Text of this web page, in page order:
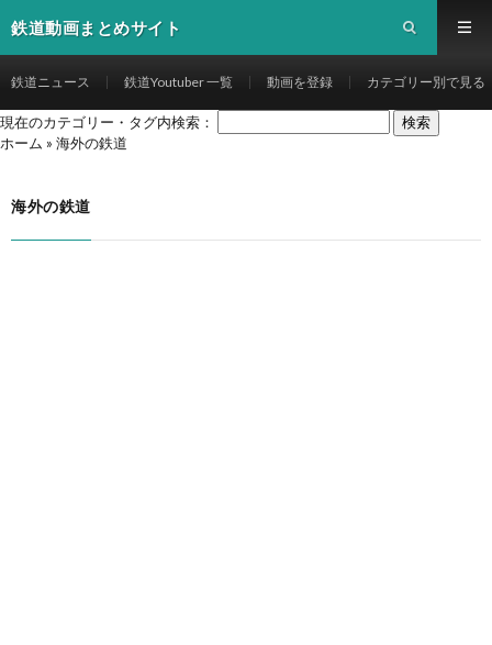
鉄道動画まとめサイト
鉄道ニュース 鉄道Youtuber 一覧 動画を登録 カテゴリー別で見る
現在のカテゴリー・タグ内検索：
ホーム » 海外の鉄道
海外の鉄道